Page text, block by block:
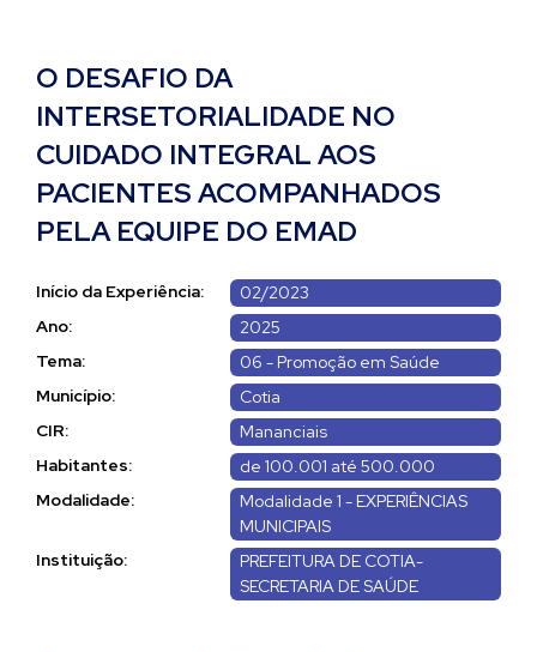
O DESAFIO DA
INTERSETORIALIDADE NO
CUIDADO INTEGRAL AOS
PACIENTES ACOMPANHADOS
PELA EQUIPE DO EMAD
Início da Experiência:
02/2023
Ano:
2025
Tema:
06 - Promoção em Saúde
Município:
Cotia
CIR:
Mananciais
Habitantes:
de 100.001 até 500.000
Modalidade:
Modalidade 1 - EXPERIÊNCIAS
MUNICIPAIS
Instituição:
PREFEITURA DE COTIA-
SECRETARIA DE SAÚDE